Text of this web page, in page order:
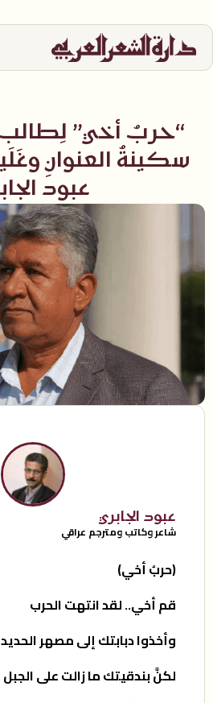
“حربُ أخي” لِطالب
سكينةُ العنوانِ
عبود
عبود الجابري
شاعر وكاتب ومترجم عراقي
(حربُ أخي)
قم أخي.. لقد انتهت الحرب
وأخذوا دبابتك إلى مصهر الحديد
لكنَّ بندقيتك ما زالت على الجبل